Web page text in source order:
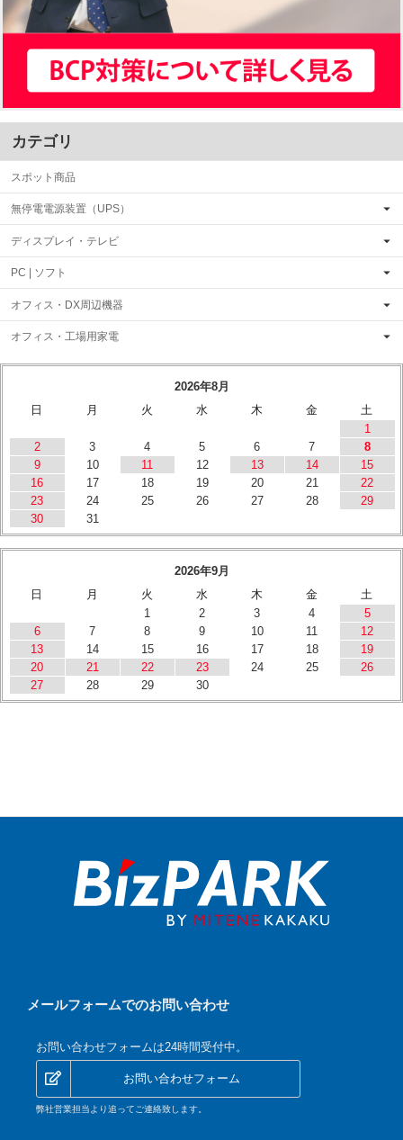
カテゴリ
スポット商品
無停電電源装置（UPS）
ディスプレイ・テレビ
PC | ソフト
オフィス・DX周辺機器
オフィス・工場用家電
2026年8月
日
月 火 水 木 金
土
1
2
3 4 5 6 7
8
9
10 11 12 13 14
15
16
17 18 19 20 21
22
23
24 25 26 27 28
29
30
31
2026年9月
日
月 火 水 木 金
土
1
2 3 4
5
6
7 8 9 10 11
12
13
14 15 16 17 18
19
20
21 22 23 24 25
26
27
28 29 30
メールフォームでのお問い合わせ
お問い合わせフォームは24時間受付中。
お問い合わせフォーム
弊社営業担当より追ってご連絡致します。